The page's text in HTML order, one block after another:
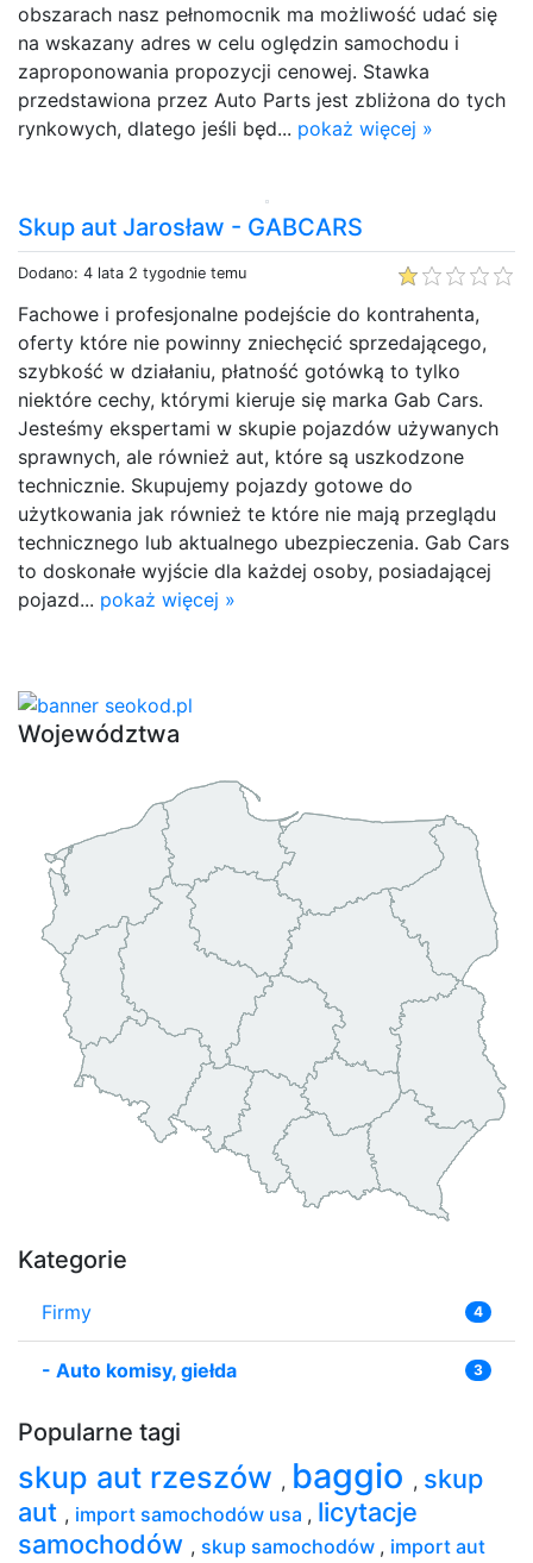
obszarach nasz pełnomocnik ma możliwość udać się
na wskazany adres w celu oględzin samochodu i
zaproponowania propozycji cenowej. Stawka
przedstawiona przez Auto Parts jest zbliżona do tych
rynkowych, dlatego jeśli będ... pokaż więcej »
Skup aut Jarosław - GABCARS
Dodano: 4 lata 2 tygodnie temu
Fachowe i profesjonalne podejście do kontrahenta,
oferty które nie powinny zniechęcić sprzedającego,
szybkość w działaniu, płatność gotówką to tylko
niektóre cechy, którymi kieruje się marka Gab Cars.
Jesteśmy ekspertami w skupie pojazdów używanych
sprawnych, ale również aut, które są uszkodzone
technicznie. Skupujemy pojazdy gotowe do
użytkowania jak również te które nie mają przeglądu
technicznego lub aktualnego ubezpieczenia. Gab Cars
to doskonałe wyjście dla każdej osoby, posiadającej
pojazd... pokaż więcej »
Województwa
Kategorie
Firmy 4
- Auto komisy, giełda 3
Popularne tagi
skup aut rzeszów , baggio , skup
aut , import samochodów usa , licytacje
samochodów , skup samochodów , import aut